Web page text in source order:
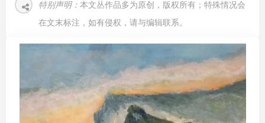
特别声明： 本文丛作品多为原创，版权所有；特殊情况会
在文末标注，如有侵权，请与编辑联系。